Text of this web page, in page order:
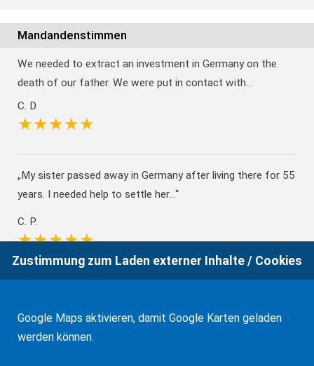
Mandandenstimmen
We needed to extract an investment in Germany on the
death of our father. We were put in contact with…
C. D.
My sister passed away in Germany after living there for 55
years. I needed help to settle her…
C. P.
S. K.
Zustimmung zum Laden externer Inhalte / Cookies
Google Maps aktivieren, damit Google Karten geladen
werden können.